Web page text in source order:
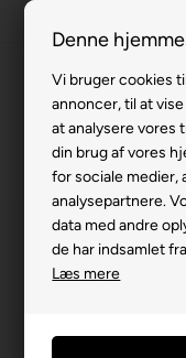
Denne
Vi bruger cookies
annoncer, til at
at analysere vores
din brug af vores
for sociale medier,
analysepartnere.
data med andre
de har indsamlet
Læs mere